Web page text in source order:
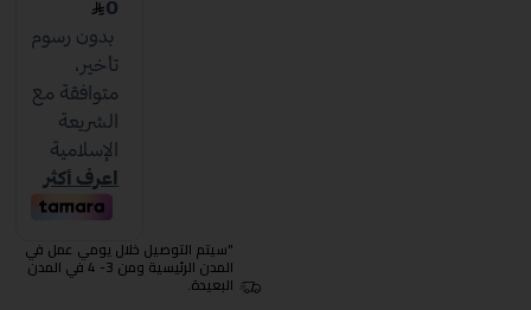
"سيتم التوصيل خلال يومي عمل في
المدن الرئيسية ومن 3- 4 في المدن
البعيدة.